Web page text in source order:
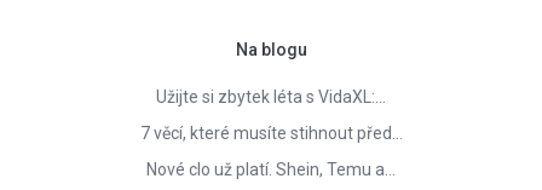
Na blogu
Užijte si zbytek léta s VidaXL:…
7 věcí, které musíte stihnout před…
Nové clo už platí. Shein, Temu a…